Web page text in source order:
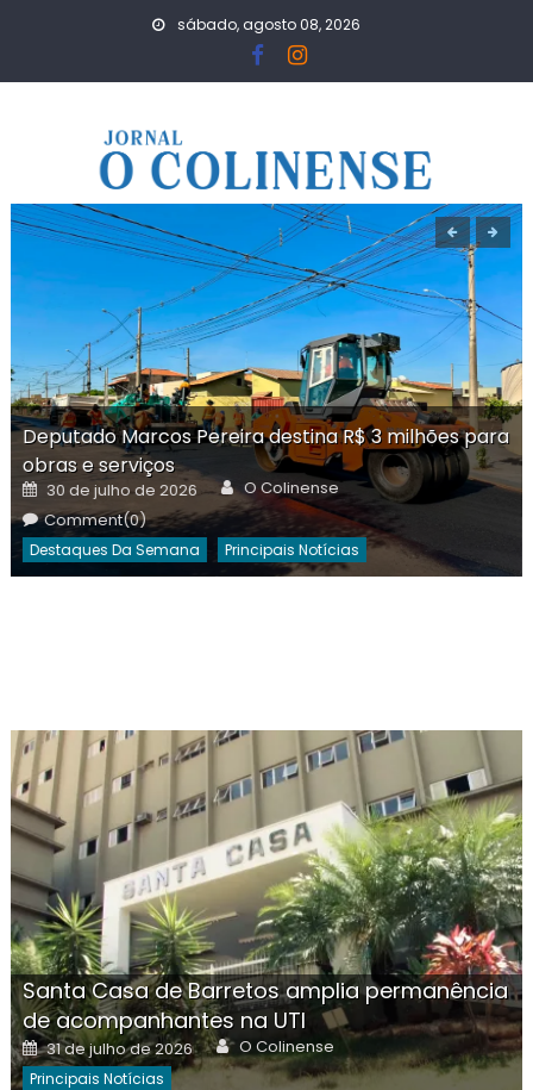
sábado, agosto 08, 2026
Deputado Marcos Pereira destina R$ 3 milhões para
obras e serviços
Posted
on
30 de julho de 2026 Author
O Colinense
Comment(0)
Destaques Da Semana Principais Notícias
Santa Casa de Barretos amplia permanência
de acompanhantes na UTI
Posted
on
31 de julho de 2026 Author
O Colinense
Principais Notícias